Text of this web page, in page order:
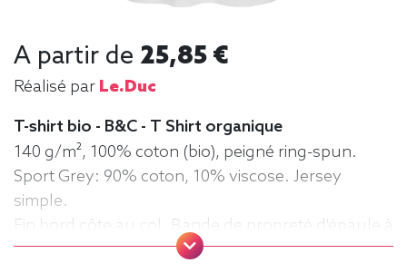
A partir de 25,85 €
Réalisé par Le.duc
T-shirt bio - B&C - T Shirt organique
140 g/m², 100% coton (bio), peigné ring-spun.
Sport Grey: 90% coton, 10% viscose. Jersey
simple.
Fin bord côte au col. Bande de propreté d'épaule à
épaule.